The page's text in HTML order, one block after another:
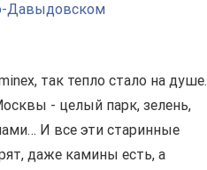
Давыдовском
так тепло стало на душе.
- целый парк, зелень,
И все эти старинные
даже камины есть, а